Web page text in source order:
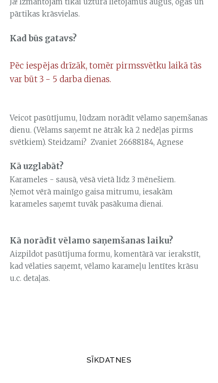
Jā! Izmantojam tikai uzturā lietojamus augus, ogas un
pārtikas krāsvielas.
Kad būs gatavs?
Pēc iespējas drīzāk, tomēr pirmssvētku laikā tās
var būt 3 - 5 darba dienas.
Veicot pasūtījumu, lūdzam norādīt vēlamo saņemšanas
dienu. (Vēlams saņemt ne ātrāk kā 2 nedēļas pirms
svētkiem). Steidzami? Zvaniet 26688184, Agnese
Kā uzglabāt?
Karameles - sausā, vēsā vietā līdz 3 mēnešiem.
Ņemot vērā mainīgo gaisa mitrumu, iesakām
karameles saņemt tuvāk pasākuma dienai.
Kā norādīt vēlamo saņemšanas laiku?
Aizpildot pasūtījuma formu, komentārā var ierakstīt,
kad vēlaties saņemt, vēlamo karameļu lentītes krāsu
u.c. detaļas.
SĪKDATNES